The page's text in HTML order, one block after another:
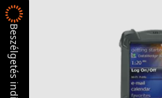
Beszélgetés indítása